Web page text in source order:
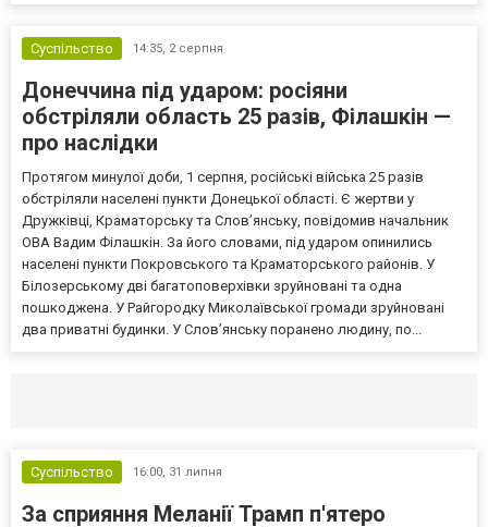
Суспільство 14:35, 2 серпня
Донеччина під ударом: росіяни
обстріляли область 25 разів, Філашкін —
про наслідки
Протягом минулої доби, 1 серпня, російські війська 25 разів
обстріляли населені пункти Донецької області. Є жертви у
Дружківці, Краматорську та Слов’янську, повідомив начальник
ОВА Вадим Філашкін. За його словами, під ударом опинились
населені пункти Покровського та Краматорського районів. У
Білозерському дві багатоповерхівки зруйновані та одна
пошкоджена. У Райгородку Миколаївської громади зруйновані
два приватні будинки. У Слов’янську поранено людину, по...
Суспільство 16:00, 31 липня
За сприяння Меланії Трамп п'ятеро